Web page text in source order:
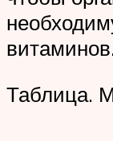
Таблица.